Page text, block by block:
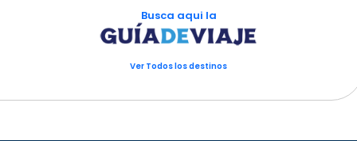
Busca aqui la
Ver Todos los destinos